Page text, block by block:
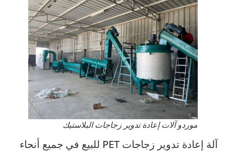
موردو آلات إعادة تدوير زجاجات البلاستيك
آلة إعادة تدوير زجاجات PET للبيع في جميع أنحاء